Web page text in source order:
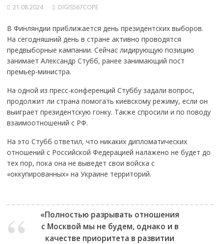
21.08.2024 DIGIS567COPE
В Финляндии приближается день президентских выборов.
На сегодняшний день в стране активно проводятся
предвыборные кампании. Сейчас лидирующую позицию
занимает Александр Стубб, ранее занимающий пост
премьер-министра.
На одной из пресс-конференций Стуббу задали вопрос,
продолжит ли страна помогать киевскому режиму, если он
выиграет президентскую гонку. Также спросили и по поводу
взаимоотношений с РФ.
На это Стубб ответил, что никаких дипломатических
отношений с Российской Федерацией налажено не будет до
тех пор, пока она не выведет свои войска с
«оккупированных» на Украине территорий.
«Полностью разрывать отношения
с Москвой мы не будем, однако и в
качестве приоритета в развитии